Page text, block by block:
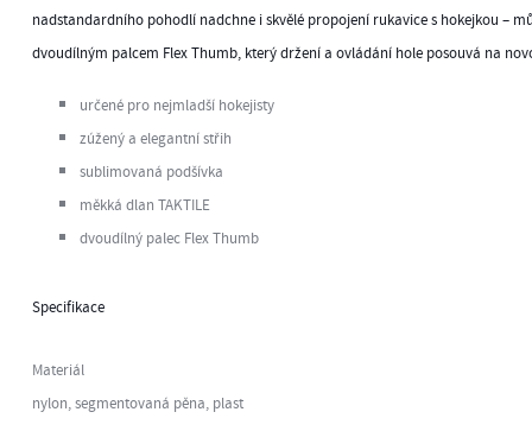
nadstandardního pohodlí nadchne i skvělé propojení rukavice s hokejkou –
dvoudílným palcem Flex Thumb, který držení a ovládání hole posouvá na
určené pro nejmladší hokejisty
zúžený a elegantní střih
sublimovaná podšívka
měkká dlan TAKTILE
dvoudílný palec Flex Thumb
Specifikace
Materiál
nylon, segmentovaná pěna, plast